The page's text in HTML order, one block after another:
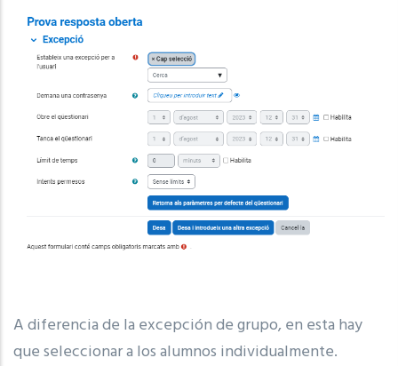
A diferencia de la excepción de grupo, en esta hay
que seleccionar a los alumnos individualmente.